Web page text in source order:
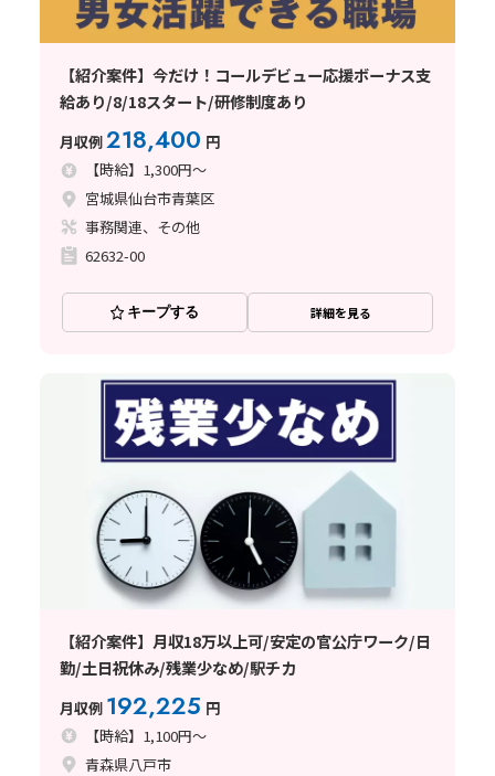
【紹介案件】今だけ！コールデビュー応援ボーナス支
給あり/8/18スタート/研修制度あり
月収例218,400 円
【時給】1,300円～
宮城県仙台市青葉区
事務関連、その他
62632-00
キープする 詳細を見る
【紹介案件】月収18万以上可/安定の官公庁ワーク/日
勤/土日祝休み/残業少なめ/駅チカ
月収例 192,225 円
【時給】1,100円～
青森県八戸市